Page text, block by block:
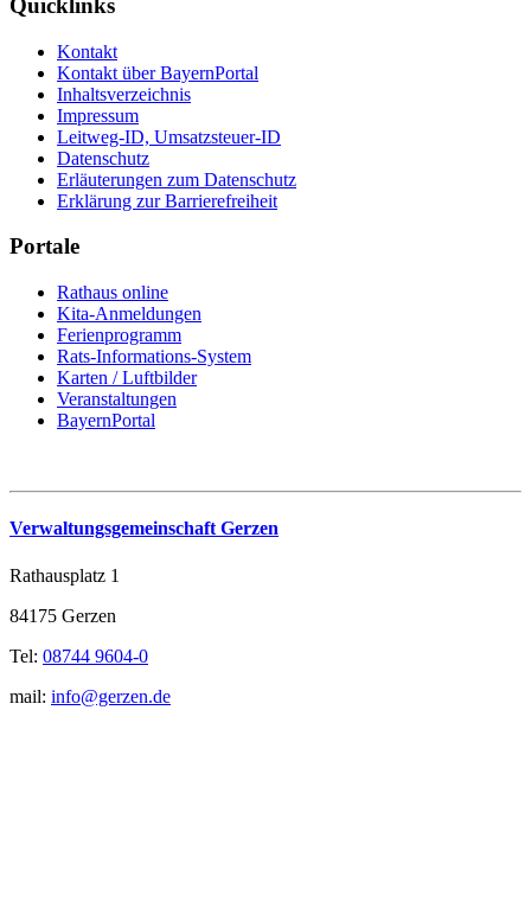
Quicklinks
Kontakt
Kontakt über BayernPortal
Inhaltsverzeichnis
Impressum
Leitweg-ID, Umsatzsteuer-ID
Datenschutz
Erläuterungen zum Datenschutz
Erklärung zur Barrierefreiheit
Portale
Rathaus online
Kita-Anmeldungen
Ferienprogramm
Rats-Informations-System
Karten / Luftbilder
Veranstaltungen
BayernPortal
Verwaltungsgemeinschaft Gerzen
Rathausplatz 1
84175 Gerzen
Tel: 08744 9604-0
mail: info@gerzen.de